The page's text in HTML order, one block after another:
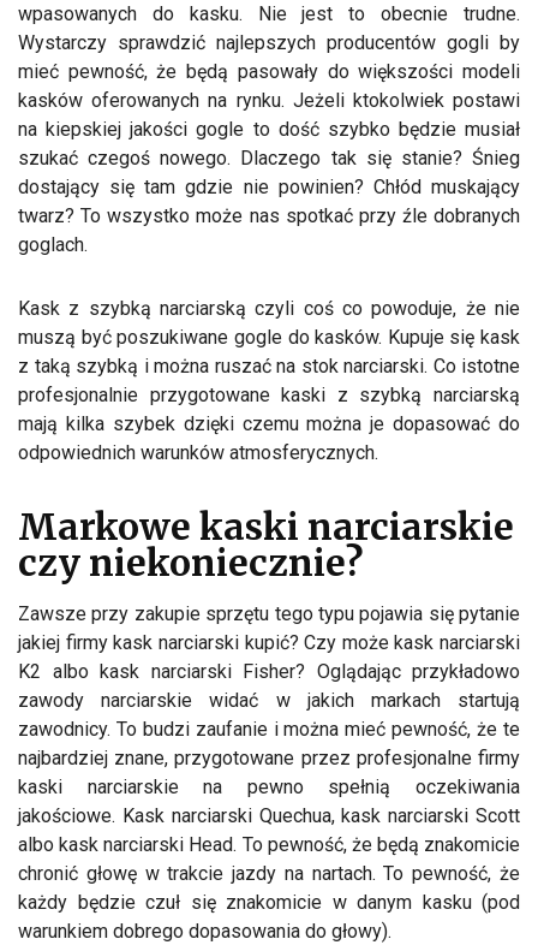
wpasowanych do kasku. Nie jest to obecnie trudne.
Wystarczy sprawdzić najlepszych producentów gogli by
mieć pewność, że będą pasowały do większości modeli
kasków oferowanych na rynku. Jeżeli ktokolwiek postawi
na kiepskiej jakości gogle to dość szybko będzie musiał
szukać czegoś nowego. Dlaczego tak się stanie? Śnieg
dostający się tam gdzie nie powinien? Chłód muskający
twarz? To wszystko może nas spotkać przy źle dobranych
goglach.
Kask z szybką narciarską czyli coś co powoduje, że nie
muszą być poszukiwane gogle do kasków. Kupuje się kask
z taką szybką i można ruszać na stok narciarski. Co istotne
profesjonalnie przygotowane kaski z szybką narciarską
mają kilka szybek dzięki czemu można je dopasować do
odpowiednich warunków atmosferycznych.
Markowe kaski narciarskie
czy niekoniecznie?
Zawsze przy zakupie sprzętu tego typu pojawia się pytanie
jakiej firmy kask narciarski kupić? Czy może kask narciarski
K2 albo kask narciarski Fisher? Oglądając przykładowo
zawody narciarskie widać w jakich markach startują
zawodnicy. To budzi zaufanie i można mieć pewność, że te
najbardziej znane, przygotowane przez profesjonalne firmy
kaski narciarskie na pewno spełnią oczekiwania
jakościowe. Kask narciarski Quechua, kask narciarski Scott
albo kask narciarski Head. To pewność, że będą znakomicie
chronić głowę w trakcie jazdy na nartach. To pewność, że
każdy będzie czuł się znakomicie w danym kasku (pod
warunkiem dobrego dopasowania do głowy).